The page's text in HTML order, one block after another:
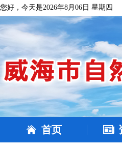
您好，今天是2026年8月06日 星期四
首页